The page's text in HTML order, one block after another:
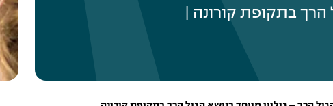
הגיל הרך בתקופת קורונה |